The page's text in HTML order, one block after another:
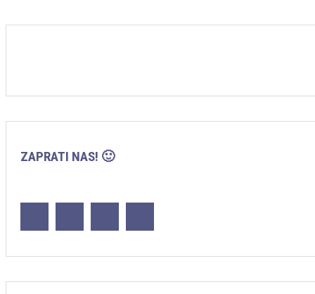
ZAPRATI NAS! 🙂